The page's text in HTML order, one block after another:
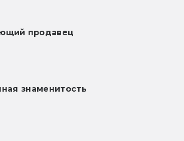
продавец
знаменитость